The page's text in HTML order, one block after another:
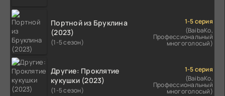
Портной из Бруклина
(2023)
(1-5 сезон)
1-5 серия
(BaibaKo,
Профессиональный
многоголосый)
Другие: Проклятие
кукушки (2023)
(1-5 сезон)
1-5 серия
(BaibaKo,
Профессиональный
многоголосый)